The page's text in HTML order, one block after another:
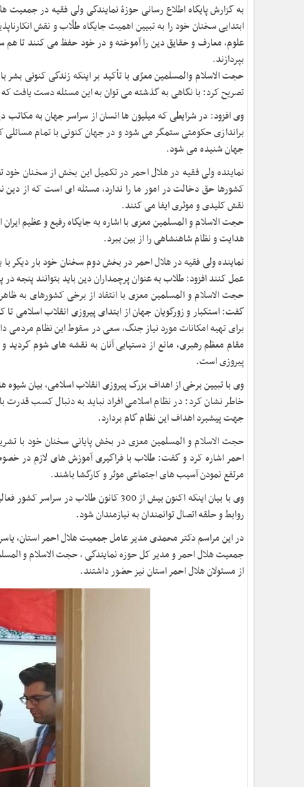
به گزارش پایگاه اطلاع رسانی حوزۀ نمایندگی ولی فقیه در
ابتدایی سخنان خود را به تبیین اهمیت جایگاه طلّاب و نقش
علوم، معارف و حقایق دین را آموخته و در خود حفظ می کنند تا
بپردازند.
حجت الاسلام والمسلمین معزّی با تأکید بر اینکه زندگی کنونی
تصریح کرد: با نگاهی به گذشته می توان به این مسئله دست یافت
وی افزود: در شرایطی که میلیون ها انسان از سراسر جهان به مکاتب
براندازی حکومتی ستمگر می شود و در جهان کنونی با تمام
جهان شنیده می شود.
نماینده ولی فقیه در هلال احمر در تکمیل این بخش از سخنان
کشورها حق دخالت در امور ما را ندارد، مسئله ای است که از
نقش کلیدی و موثری ایفا می کنند.
حجت الاسلام و المسلمین معزی با اشاره به جایگاه رفیع و عظیم
هدایت و نظام شاهنشاهی را از بین ببرد.
نماینده ولی فقیه در هلال احمر در بخش دوم سخنان خود بار دیگر با
عمل کنند افزود: طلاب به عنوان پرچمداران دین باید بتوانند پنجه
حجت الاسلام و المسلمین معزی با انتقاد از برخی کشورهای به
برای تهیه امکانات مورد نیاز جنگ، سعی در سقوط این نظام مردمی
پیروزی است.
وی با تبیین برخی از اهداف بزرگ پیروزی انقلاب اسلامی، بیان
خاطر نشان کرد: در نظام اسلامی افراد نباید به دنبال کسب
جهت پیشبرد اهداف این نظام گام بردارد.
حجت الاسلام و المسلمین معزی در بخش پایانی سخنان خود با
احمر اشاره کرد و گفت: طلاب با فراگیری آموزش های لازم در
مرتفع نمودن آسیب های اجتماعی موثر و کارگشا باشند.
وی با بیان اینکه اکنون بیش از 300
روابط و حلقه اتصال توانمندان به نیازمندان شود.
در این مراسم دکتر محمدی مدیر عامل جمعیت هلال احمر استان،
جمعیت هلال احمر و مدیر کل حوزه نمایندگی ، حجت الاسلام و
از مسئولان هلال احمر استان نیز حضور داشتند.